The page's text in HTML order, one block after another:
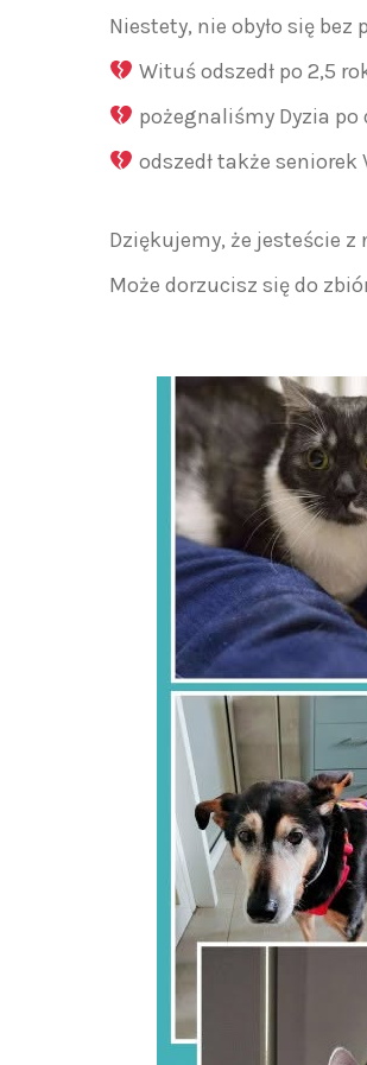
Niestety, nie obyło się bez
Wituś odszedł po 2,5
pożegnaliśmy Dyzia
odszedł także seniorek
Dziękujemy, że jesteście
Może dorzucisz się do